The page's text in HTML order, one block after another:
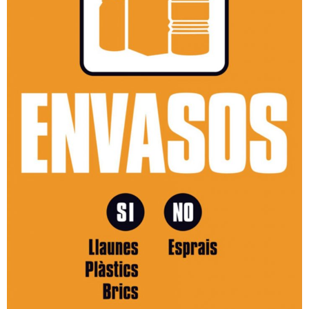
- Festes i activitats a l’aire lliure
- Sistemes de recollida
- Recollida selectiva
- Mobles i estris vells
- Neteja i reparació de contenidors
- Recollida comercial